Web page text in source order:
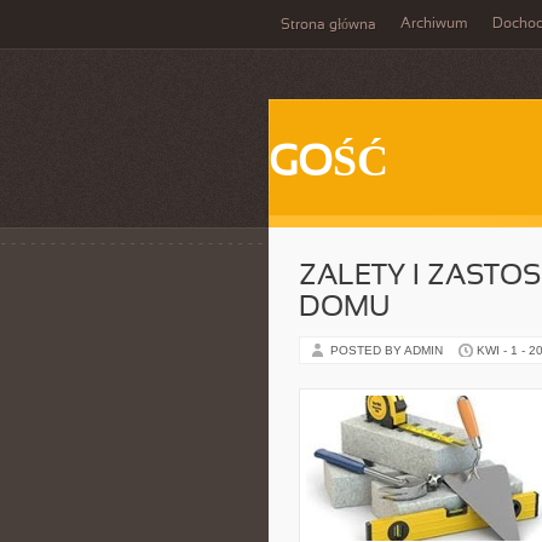
Strona główna Archiwum
GOŚĆ
ZALETY I
DOMU
POSTED BY ADMIN KWI - 1 -